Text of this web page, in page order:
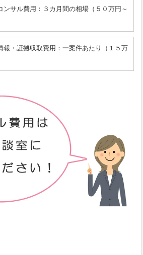
ンサル費用：３カ月間の相場（５０万円～
報・証拠収取費用：一案件あたり（１５万